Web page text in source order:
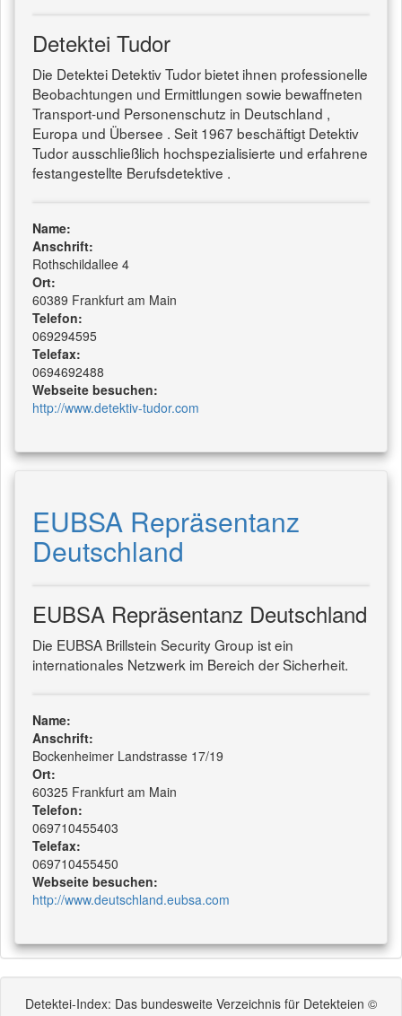
Detektei Tudor
Die Detektei Detektiv Tudor bietet ihnen professionelle
Beobachtungen und Ermittlungen sowie bewaffneten
Transport-und Personenschutz in Deutschland ,
Europa und Übersee . Seit 1967 beschäftigt Detektiv
Tudor ausschließlich hochspezialisierte und erfahrene
festangestellte Berufsdetektive .
Name:
Anschrift:
Rothschildallee 4
Ort:
60389 Frankfurt am Main
Telefon:
069294595
Telefax:
0694692488
Webseite besuchen:
http://www.detektiv-tudor.com
EUBSA Repräsentanz
Deutschland
EUBSA Repräsentanz Deutschland
Die EUBSA Brillstein Security Group ist ein
internationales Netzwerk im Bereich der Sicherheit.
Name:
Anschrift:
Bockenheimer Landstrasse 17/19
Ort:
60325 Frankfurt am Main
Telefon:
069710455403
Telefax:
069710455450
Webseite besuchen:
http://www.deutschland.eubsa.com
Detektei-Index: Das bundesweite Verzeichnis für Detekteien ©